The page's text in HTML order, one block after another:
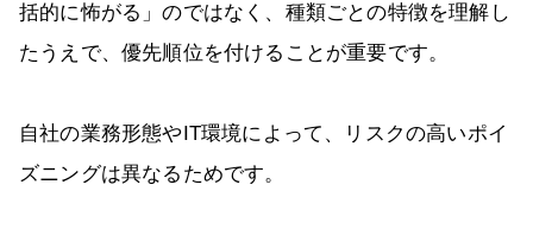
括的に怖がる」のではなく、種類ごとの特徴を理解し
たうえで、優先順位を付けることが重要です。
自社の業務形態やIT環境によって、リスクの高いポイ
ズニングは異なるためです。